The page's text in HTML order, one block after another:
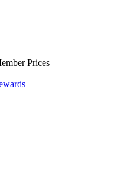
Prices